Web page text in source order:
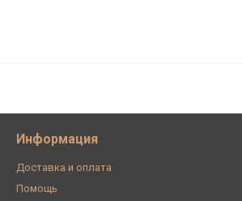
Информация
Доставка и оплата
Помощь